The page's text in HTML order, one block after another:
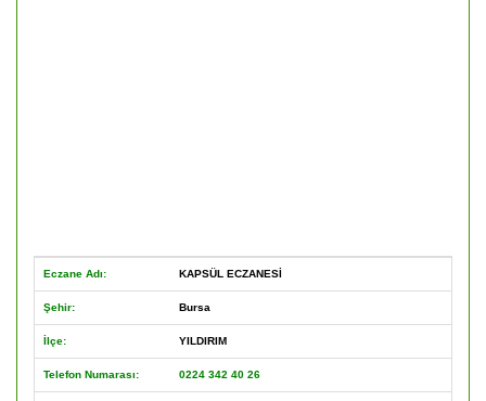
Eczane Adı: KAPSÜL ECZANESİ
Şehir: Bursa
İlçe: YILDIRIM
Telefon Numarası: 0224 342 40 26